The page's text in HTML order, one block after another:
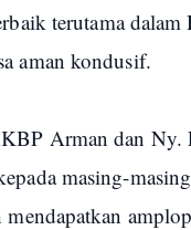
terutama
aman kondusif.
Arman dan
masing-
mendapatkan